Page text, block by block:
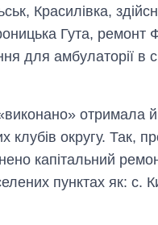
Красилівка,
Гута,
для амбулаторії в
отримала й
клубів округу. Так,
капітальний
пунктах як: с.